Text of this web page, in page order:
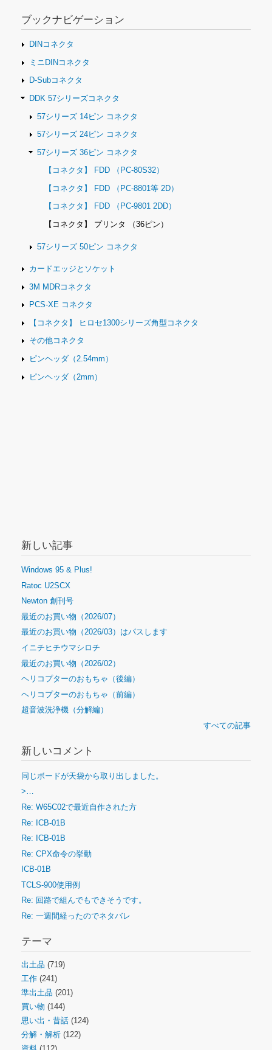
シ
ョ
ン
ブックナビゲーション
DINコネクタ
ミニDINコネクタ
D-Subコネクタ
DDK 57シリーズコネクタ
57シリーズ 14ピン コネクタ
57シリーズ 24ピン コネクタ
57シリーズ 36ピン コネクタ
【コネクタ】 FDD （PC-80S32）
【コネクタ】 FDD （PC-8801等 2D）
【コネクタ】 FDD （PC-9801 2DD）
【コネクタ】 プリンタ （36ピン）
57シリーズ 50ピン コネクタ
カードエッジとソケット
3M MDRコネクタ
PCS-XE コネクタ
【コネクタ】 ヒロセ1300シリーズ角型コネクタ
その他コネクタ
ピンヘッダ（2.54mm）
ピンヘッダ（2mm）
新しい記事
Windows 95 & Plus!
Ratoc U2SCX
Newton 創刊号
最近のお買い物（2026/07）
最近のお買い物（2026/03）はパスします
イニチヒチウマシロチ
最近のお買い物（2026/02）
ヘリコプターのおもちゃ（後編）
ヘリコプターのおもちゃ（前編）
超音波洗浄機（分解編）
すべての記事
新しいコメント
同じボードが天袋から取り出しました。
>…
Re: W65C02で最近自作された方
Re: ICB-01B
Re: ICB-01B
Re: CPX命令の挙動
ICB-01B
TCLS-900使用例
Re: 回路で組んでもできそうです。
Re: 一週間経ったのでネタバレ
テーマ
出土品 (719)
工作 (241)
準出土品 (201)
買い物 (144)
思い出・昔話 (124)
分解・解析 (122)